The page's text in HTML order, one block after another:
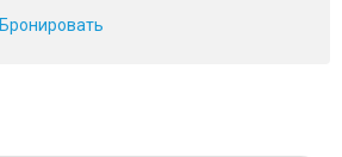
Бронировать